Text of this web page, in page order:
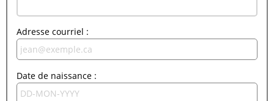
Adresse courriel :
Date de naissance :